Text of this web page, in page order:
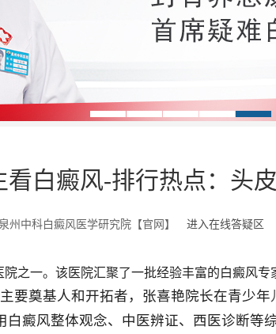
白癜风-排行热点：头
泉州中科白癜风医学研究院【官网】 进入在线答疑区
院之一。该医院汇聚了一批经验丰富的白癜风专
要奠基人和开拓者，张喜艳院长在青少年
癜风整体观念、中医辨证、西医诊断等